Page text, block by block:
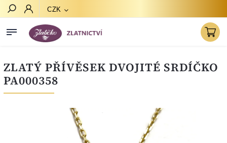
CZK
ZLATÝ PŘÍVĚSEK DVOJITÉ SRDÍČKO
PA000358